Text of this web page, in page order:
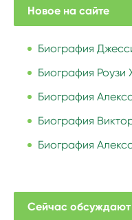
Новое на сайте
Биография
Биография Роузи
Биография
Биография
Биография
Сейчас обсуждают